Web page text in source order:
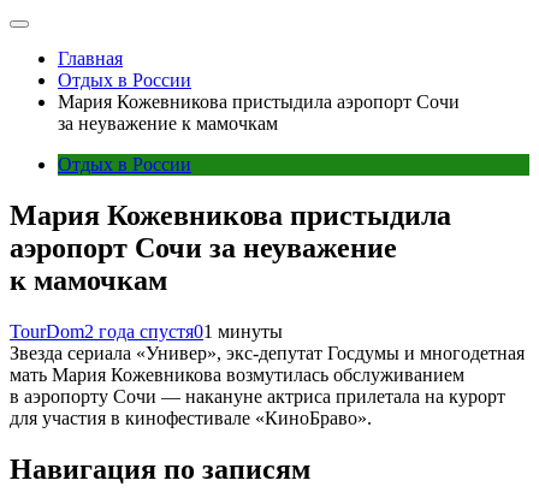
Главная
Отдых в России
Мария Кожевникова пристыдила аэропорт Сочи
за неуважение к мамочкам
Отдых в России
Мария Кожевникова пристыдила
аэропорт Сочи за неуважение
к мамочкам
TourDom2 года спустя01 минуты
Звезда сериала «Универ», экс-депутат Госдумы и многодетная
мать Мария Кожевникова возмутилась обслуживанием
в аэропорту Сочи — накануне актриса прилетала на курорт
для участия в кинофестивале «КиноБраво».
Навигация по записям